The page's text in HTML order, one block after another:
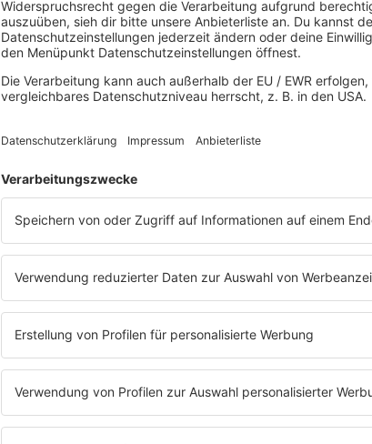
der Band und behandelt Themen wie mentale
Bush überleben nicht nur – sie sind so stärker denn je,
Debüt Sixteen Stone (1994) den Rocksound der
Rossdale (Gesang, Gitarre), Chris Traynor (Gitarre),
dann hört doch mal, was unser BOB-Moderator Andreas
Loneliness"